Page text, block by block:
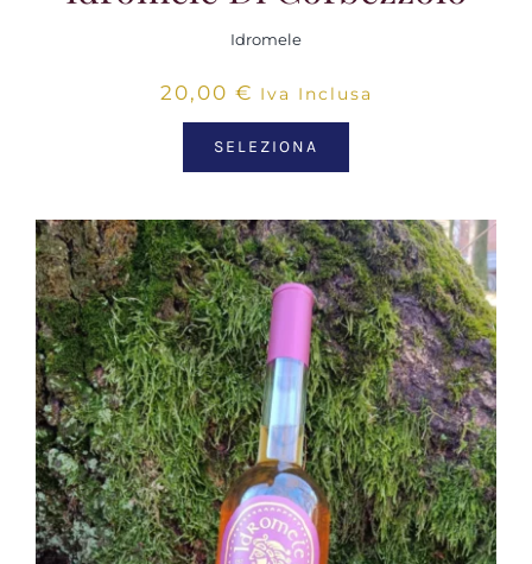
Idromele
20,00 € Iva Inclusa
SELEZIONA